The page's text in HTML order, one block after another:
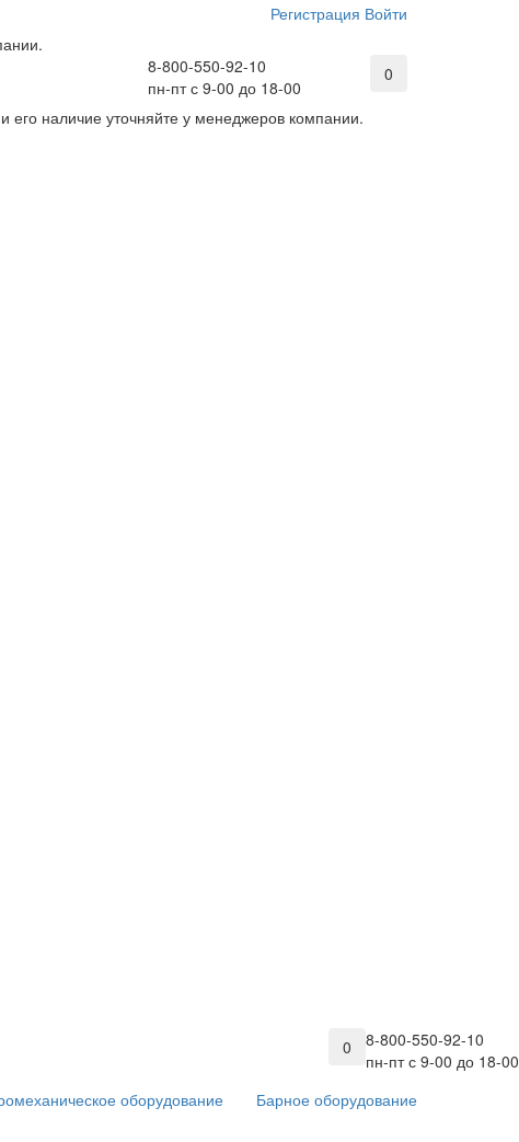
Регистрация Войти
8-800-550-92-10
пн-пт с 9-00 до 18-00
0
его наличие уточняйте у менеджеров компании.
8-800-550-92-10
пн-пт с 9-00 до 18-00
0
оборудование Барное оборудование